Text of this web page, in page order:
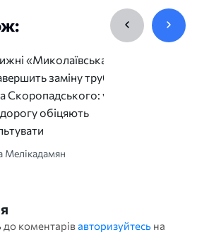
«Миколаївська
заміну труб
Скоропадського: у
дорогу обіцяють
Мелікадамян
коментарівавторизуйтесь на